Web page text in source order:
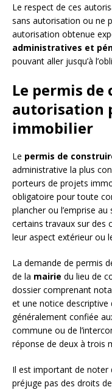
Le respect de ces
sans autorisation ou ne
autorisation obtenue
administratives et
pouvant aller jusqu’à
Le permis
autorisation
immobilier
Le permis de
administrative la plus
porteurs de projets
obligatoire pour toute
plancher ou l’emprise
certains travaux sur des
leur aspect extérieur ou
La demande de permis
de la mairie du lieu de
dossier comprenant
et une notice descriptive
généralement confiée
commune ou de
réponse de deux à trois
Il est important de noter
préjuge pas des droits